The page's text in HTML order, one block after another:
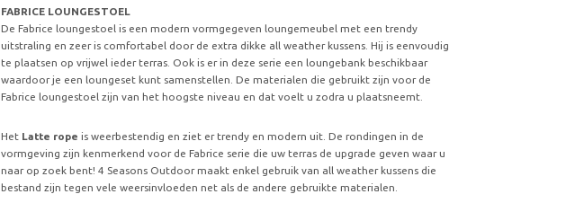
FABRICE LOUNGESTOEL
De Fabrice loungestoel is een modern vormgegeven loungemeubel met een trendy
uitstraling en zeer is comfortabel door de extra dikke all weather kussens. Hij is eenvoudig
te plaatsen op vrijwel ieder terras. Ook is er in deze serie een loungebank beschikbaar
waardoor je een loungeset kunt samenstellen. De materialen die gebruikt zijn voor de
Fabrice loungestoel zijn van het hoogste niveau en dat voelt u zodra u plaatsneemt.
Het Latte rope is weerbestendig en ziet er trendy en modern uit. De rondingen in de
vormgeving zijn kenmerkend voor de Fabrice serie die uw terras de upgrade geven waar u
naar op zoek bent! 4 Seasons Outdoor maakt enkel gebruik van all weather kussens die
bestand zijn tegen vele weersinvloeden net als de andere gebruikte materialen.